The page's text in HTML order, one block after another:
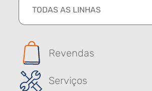
TODAS AS LINHAS
Revendas
Serviços